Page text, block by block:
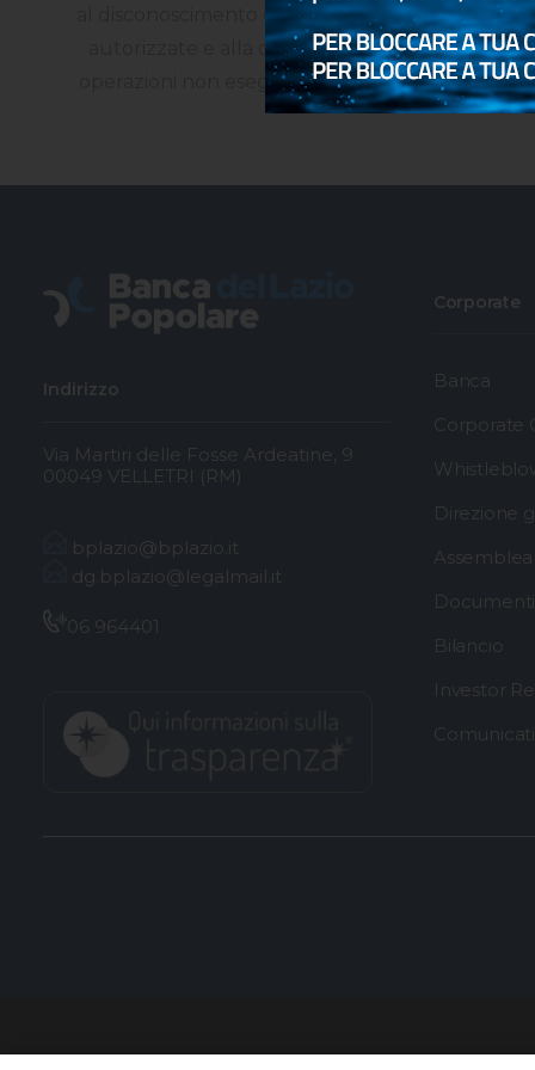
al disconoscimento delle operazioni non
autorizzate e alla contestazione delle
operazioni non eseguite correttamente
Indirizzo
Via Martiri delle Fosse Ardeatine, 9
00049 VELLETRI (RM)
bplazio@bplazio.it
dg.bplazio@legalmail.it
06 964401
Corporate
Banca
Corporate
Direzione
Bilancio
Investor